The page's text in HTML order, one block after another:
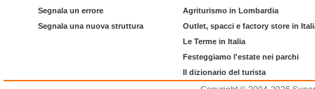
Segnala un errore
Segnala una nuova struttura
Agriturismo in Lombardia
Outlet, spacci e factory store in
Le Terme in Italia
Festeggiamo l'estate nei parchi
Il dizionario del turista